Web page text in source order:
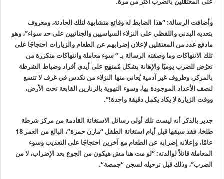
وأضافت الرسالة: “هذا الضابط له وقائع متشابهة لتلك الحادثة، ومعروف
بتعديه البدني واللفظي على النزلاء السياسيين والجنائيين على حد سواء”، وهو
مادفع عدد من المعتقلين لإعلان إضرابهم عن الطعام والزيارات احتجاجًا على
تلك الانتهاكات وما وصفته الرسالة بـ ” سوء معاملة وانتهاكات متكررة من
تعرُض للضرب يوميًا والإهانة بشكل مُمنهج على أيدي أفراد وضباط الشرطة
بالمركز، وظروف غير آدمية يُعاني منها النزلاء من تكدس في غرف لا تتسع
لنصف الأعداد الموجودة بها، وسوء التهوية بالزنازين القابعة تحت الأرض،
ووقت الزيارة لا يكاد يكمل دقيقة واحدة!”.
جدير بالذكر أنه ليست تلك أولى رسائل الاستغاثة القادمة من مركز شرطة
طلخا، فقد سبقها قبل أيام استغاثة الطفل “مازن حمزة”، البالغ من العمر 18
عامًا، وإعلانه إضرابه عن الطعام مع آخرين احتجاجًا على التعذيب وسوء
المعاملة قائلاً لوالدته: “لو مت هنا مش هيكون من الجوع بعد الإضراب، لا من
الضرب”، وذلك قبل ترحيله لسجن “جمصة“.